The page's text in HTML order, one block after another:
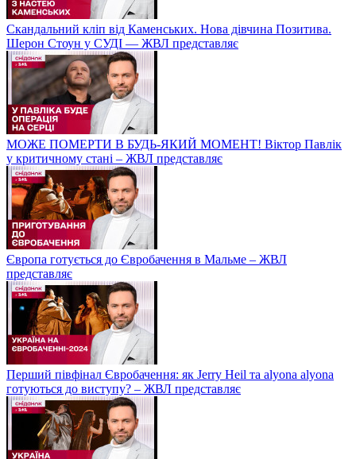
Скандальний кліп від Каменських. Нова дівчина Позитива.
Шерон Стоун у СУДІ — ЖВЛ представляє
МОЖЕ ПОМЕРТИ В БУДЬ-ЯКИЙ МОМЕНТ! Віктор Павлік
у критичному стані – ЖВЛ представляє
Європа готується до Євробачення в Мальме – ЖВЛ
представляє
Перший півфінал Євробачення: як Jerry Heil та alyona alyona
готуються до виступу? – ЖВЛ представляє